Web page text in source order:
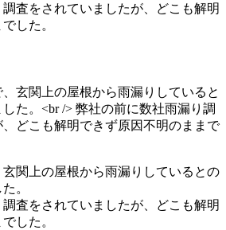
査をされていましたが、どこも解明
した。
関上の屋根から雨漏りしているとの
。
査をされていましたが、どこも解明
した。